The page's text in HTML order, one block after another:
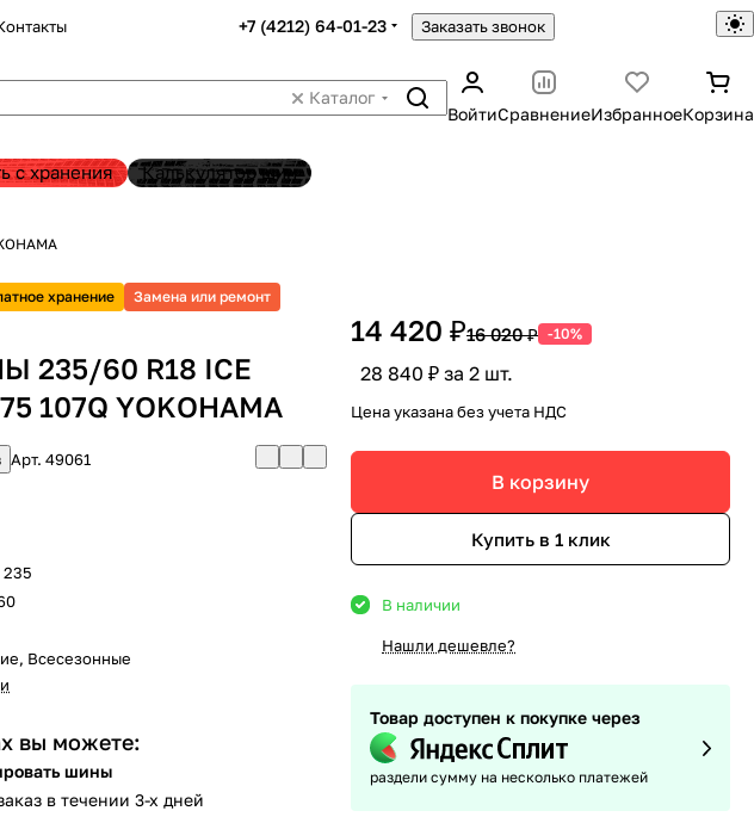
+7 (4212) 64-01-23 Заказать звонок
Каталог
ВойтиСравнениеИзбранноеКорзина
с хранения Калькулятор шин
хранение
Замена или ремонт
235/60 R18 ICE
107Q YOKOHAMA
Арт.49061
235
Всесезонные
вы можете:
шины
в течении 3-х дней
14 420 ₽16 020 ₽ -10%
28 840 ₽ за 2 шт.
Цена указана без учета НДС
В корзину
Купить в 1 клик
В наличии
Нашли дешевле?
Товар доступен к покупке через
раздели сумму на несколько платежей